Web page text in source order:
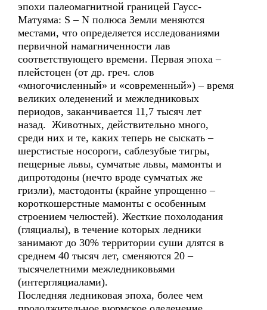
эпохи палеомагнитной границей Гаусс-
Матуяма: S – N полюса Земли меняются
местами, что определяется исследованиями
первичной намагниченности лав
соответствующего времени. Первая эпоха –
плейстоцен (от др. греч. слов
«многочисленный» и «современный») – время
великих оледенений и межледниковых
периодов, заканчивается 11,7 тысяч лет
назад. Животных, действительно много,
среди них и те, каких теперь не сыскать –
шерстистые носороги, саблезубые тигры,
пещерные львы, сумчатые львы, мамонты и
дипротодоны (нечто вроде сумчатых же
гризли), мастодонты (крайне упрощенно –
короткошерстные мамонты с особенным
строением челюстей). Жесткие похолодания
(гляциалы), в течение которых ледники
занимают до 30% территории суши длятся в
среднем 40 тысяч лет, сменяются 20 –
тысячелетними межледниковьями
(интергляциалами).
Последняя ледниковая эпоха, более чем